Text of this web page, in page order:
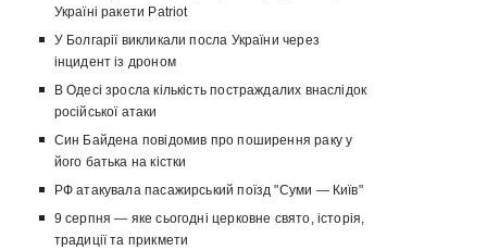
Україні ракети Patriot
У Болгарії викликали посла України через
інцидент із дроном
В Одесі зросла кількість постраждалих внаслідок
російської атаки
Син Байдена повідомив про поширення раку у
його батька на кістки
РФ атакувала пасажирський поїзд "Суми — Київ"
9 серпня — яке сьогодні церковне свято, історія,
традиції та прикмети